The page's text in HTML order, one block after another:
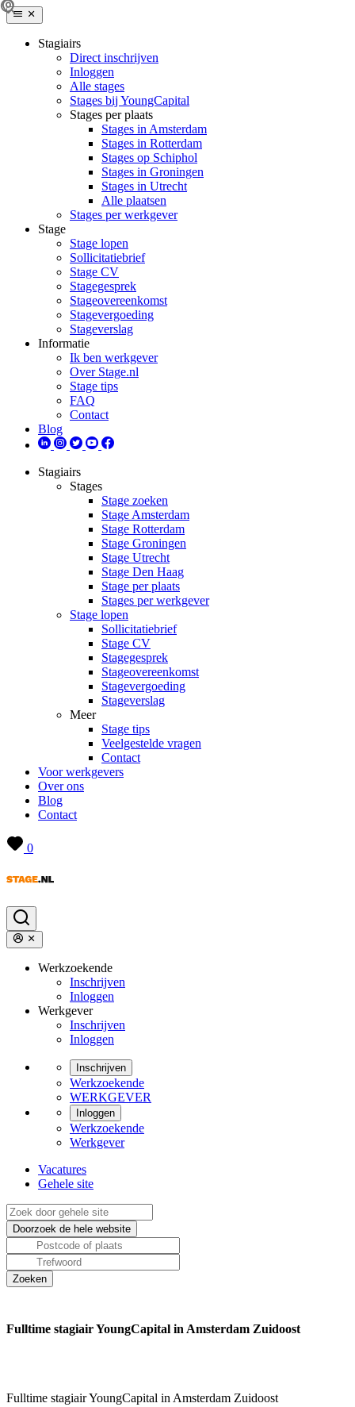
Stagiairs
Direct inschrijven
Inloggen
Alle stages
Stages bij YoungCapital
Stages per plaats
Stages in Amsterdam
Stages in Rotterdam
Stages op Schiphol
Stages in Groningen
Stages in Utrecht
Alle plaatsen
Stages per werkgever
Stage
Stage lopen
Sollicitatiebrief
Stage CV
Stagegesprek
Stageovereenkomst
Stagevergoeding
Stageverslag
Informatie
Ik ben werkgever
Over Stage.nl
Stage tips
FAQ
Contact
Blog
Stagiairs
Stages
Stage zoeken
Stage Amsterdam
Stage Rotterdam
Stage Groningen
Stage Utrecht
Stage Den Haag
Stage per plaats
Stages per werkgever
Stage lopen
Sollicitatiebrief
Stage CV
Stagegesprek
Stageovereenkomst
Stagevergoeding
Stageverslag
Meer
Stage tips
Veelgestelde vragen
Contact
Voor werkgevers
Over ons
Blog
Contact
0
Werkzoekende
Inschrijven
Inloggen
Werkgever
Inschrijven
Inloggen
Inschrijven
Werkzoekende
WERKGEVER
Inloggen
Werkzoekende
Werkgever
Vacatures
Gehele site
Fulltime stagiair YoungCapital in Amsterdam Zuidoost
Fulltime stagiair YoungCapital in Amsterdam Zuidoost